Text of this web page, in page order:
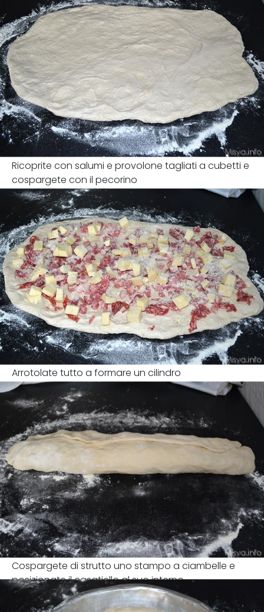
Ricoprite con salumi e provolone tagliati a cubetti e
cospargete con il pecorino
Arrotolate tutto a formare un cilindro
Cospargete di strutto uno stampo a ciambelle e
posizionate il casatiello al suo interno